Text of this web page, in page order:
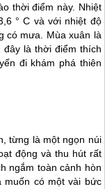
thời điểm này. Nhiệt
° C và với nhiệt độ
có mưa. Mùa xuân là
là thời điểm thích
đi khám phá thiên
, từng là một ngọn núi
động và thu hút rất
ngắm toàn cảnh hòn
muốn có một vài bức